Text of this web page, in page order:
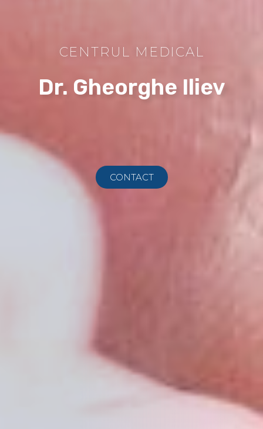
CENTRUL MEDICAL
Dr. Gheorghe Iliev
CONTACT